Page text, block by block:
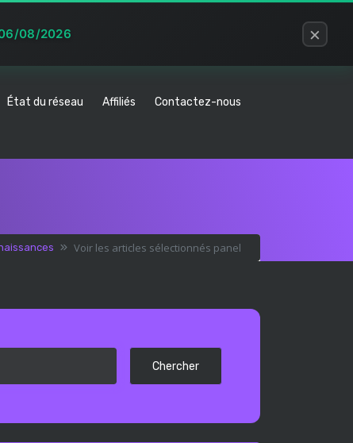
08/2026 ×
État du réseau Affiliés Contactez-nous
Voir les articles sélectionnés panel
Chercher